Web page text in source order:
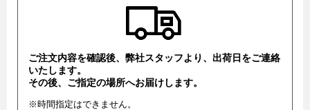
ご注文内容を確認後、弊社スタッフより、出荷日をご連絡
いたします。
その後、ご指定の場所へお届けします。
※時間指定はできません。